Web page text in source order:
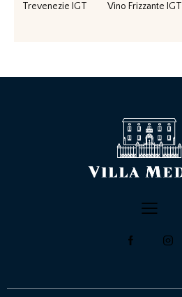
Trevenezie IGT
Vino Frizzante IGT